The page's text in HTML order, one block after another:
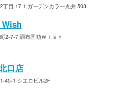
丁目 17-1 ガーデンカラー丸井 503
2-7-7 調布国領Ｗｉｓｈ
口店
45-1 シエロビル2F